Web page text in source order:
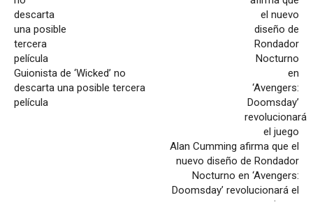
Guionista de ‘Wicked’ no
descarta una posible tercera
película
Alan Cumming afirma que el
nuevo diseño de Rondador
Nocturno en ‘Avengers:
Doomsday’ revolucionará el